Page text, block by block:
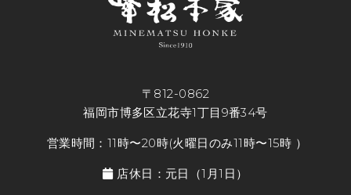
〒812-0862
福岡市博多区立花寺1丁目9番34号
営業時間：11時〜20時(火曜日のみ11時〜15時 ）
店休日：元日（1月1日）